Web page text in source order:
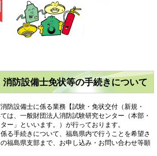
防設備士免状等の手続きについて
防設備士に係る業務【試験・免状交付（新規・
は、一般財団法人消防試験研究センター（本部・
ー」といいます。）が行っております。
る手続きについて、福島県内で行うことを希望さ
福島県支部まで、お申し込み・お問い合わせ等願